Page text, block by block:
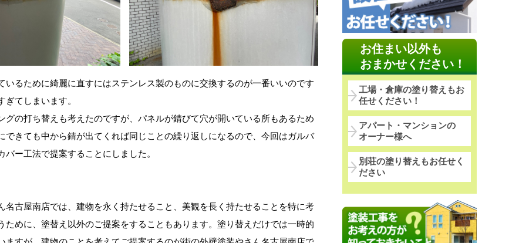
いるために綺麗に直すにはステンレス製のものに交換するのが一番いいのです
ぎてしまいます。
グの打ち替えも考えたのですが、パネルが錆びて穴が開いている所もあるため
できても中から錆が出てくれば同じことの繰り返しになるので、今回はガルバ
バー工法で提案することにしました。
名古屋南店では、建物を永く持たせること、美観を長く持たせることを特に考
ために、塗替え以外のご提案をすることもあります。塗り替えだけでは一時的
お住まい以外も
おまかせください！
工場・倉庫の塗り替えもお
任せください！
アパート・マンションの
オーナー様へ
別荘の塗り替えもお任せく
ださい